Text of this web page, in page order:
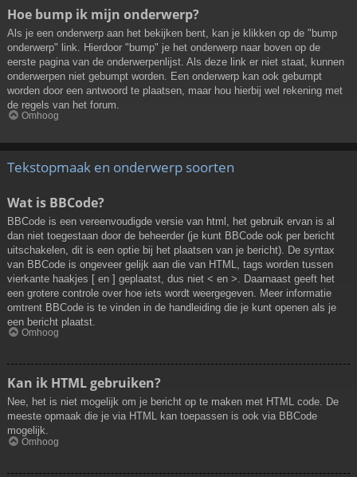
Hoe bump ik mijn onderwerp?
Als je een onderwerp aan het bekijken bent, kan je klikken op de "bump
onderwerp" link. Hierdoor "bump" je het onderwerp naar boven op de
eerste pagina van de onderwerpenlijst. Als deze link er niet staat, kunnen
onderwerpen niet gebumpt worden. Een onderwerp kan ook gebumpt
worden door een antwoord te plaatsen, maar hou hierbij wel rekening met
de regels van het forum.
Omhoog
Tekstopmaak en onderwerp soorten
Wat is BBCode?
BBCode is een vereenvoudigde versie van html, het gebruik ervan is al
dan niet toegestaan door de beheerder (je kunt BBCode ook per bericht
uitschakelen, dit is een optie bij het plaatsen van je bericht). De syntax
van BBCode is ongeveer gelijk aan die van HTML, tags worden tussen
vierkante haakjes [ en ] geplaatst, dus niet < en >. Daarnaast geeft het
een grotere controle over hoe iets wordt weergegeven. Meer informatie
omtrent BBCode is te vinden in de handleiding die je kunt openen als je
een bericht plaatst.
Omhoog
Kan ik HTML gebruiken?
Nee, het is niet mogelijk om je bericht op te maken met HTML code. De
meeste opmaak die je via HTML kan toepassen is ook via BBCode
mogelijk.
Omhoog